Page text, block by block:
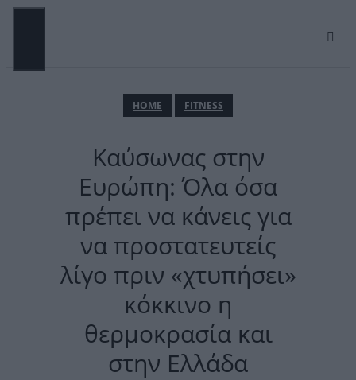
Μετάβαση
ΗΟΜΕ FITNESS
Καύσωνας στην
Ευρώπη: Όλα όσα
πρέπει να κάνεις για
να προστατευτείς
λίγο πριν «χτυπήσει»
κόκκινο η
θερμοκρασία και
στην Ελλάδα